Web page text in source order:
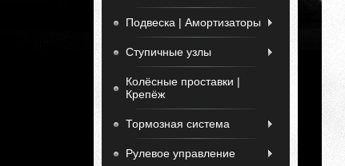
Подвеска | Амортизаторы
Ступичные узлы
Колёсные проставки |
Крепёж
Тормозная система
Рулевое управление